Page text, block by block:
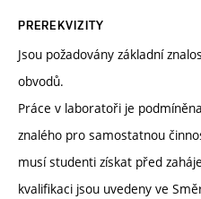
PREREKVIZITY
Jsou požadovány základní
obvodů.
Práce v laboratoři je
znalého pro samostatnou
musí studenti získat před
kvalifikaci jsou uvedeny ve